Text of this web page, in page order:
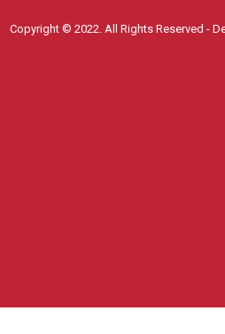
Copyright © 2022. All Rights Reserved -